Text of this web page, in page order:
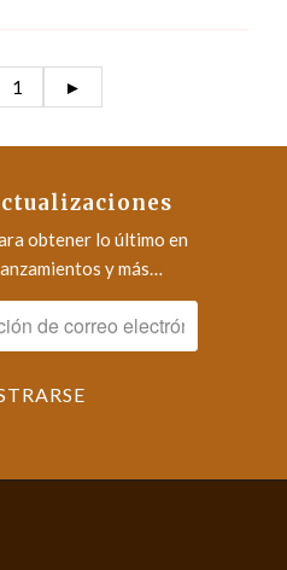
1 ►
obtener lo último en
y más…